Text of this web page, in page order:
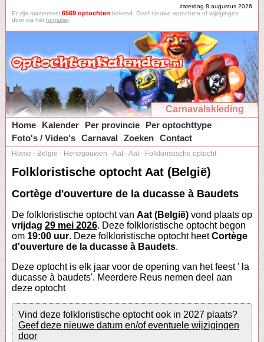
zaterdag 8 augustus 2026
Er zijn momenteel 6569 optochten bekend. Geef nieuwe optochten of wijzigingen
door via het formulier.
Carnavalskleding
Home
Kalender Per provincie
Per optochttype
Foto's / Video's Carnaval Zoeken Contact
Home - België - Henegouwen -Aat -Aat - Folkloristische optocht
Folkloristische optocht Aat (België)
Cortège d'ouverture de la ducasse à Baudets
De folkloristische optocht van Aat (België) vond plaats op
vrijdag 29 mei 2026. Deze folkloristische optocht begon
om 19:00 uur. Deze folkloristische optocht heetCortège
d'ouverture de la ducasse à Baudets.
Deze optocht is elk jaar voor de opening van het feest ' la
ducasse à baudets'. Meerdere Reus nemen deel aan
deze optocht
Vind deze folkloristische optocht ook in 2027 plaats?
Geef deze nieuwe datum en/of eventuele wijzigingen
door